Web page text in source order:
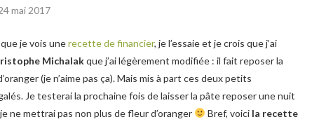
mai 2017
je vois unerecette de financier, je l’essaie et je crois que j’ai
Michalakque j’ai légèrement modifiée : il fait reposer la
(je n’aime pas ça). Mais mis à part ces deux petits
Je testerai la prochaine fois de laisser la pâte reposer une nuit
ne mettrai pas non plus de fleur d’oranger
Bref, voici la recette